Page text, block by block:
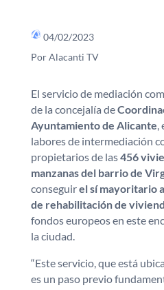
04/02/2023
Por Alacanti TV
El servicio de mediación
de la concejalía de
Ayuntamiento de Alicante
labores de intermediación
propietarios de las456
manzanas del barrio de
conseguirel sí mayoritario
de rehabilitación de
fondos europeos en este
la ciudad.
“Este servicio, que está
es un paso previo